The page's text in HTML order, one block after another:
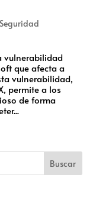
Seguridad
vulnerabilidad
que afecta a
vulnerabilidad,
permite a los
de forma